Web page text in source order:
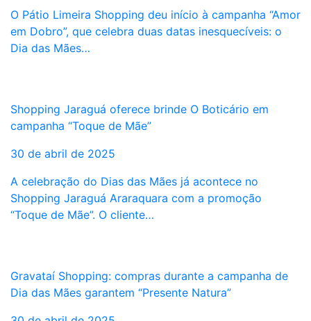
O Pátio Limeira Shopping deu início à campanha “Amor
em Dobro”, que celebra duas datas inesquecíveis: o
Dia das Mães…
Shopping Jaraguá oferece brinde O Boticário em
campanha “Toque de Mãe”
30 de abril de 2025
A celebração do Dias das Mães já acontece no
Shopping Jaraguá Araraquara com a promoção
“Toque de Mãe”. O cliente…
Gravataí Shopping: compras durante a campanha de
Dia das Mães garantem “Presente Natura”